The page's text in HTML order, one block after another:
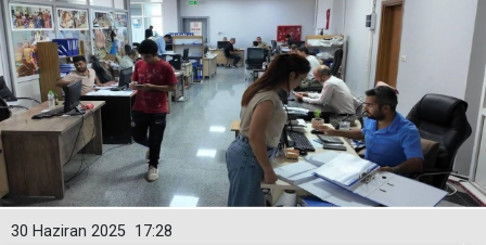
17:28
30 Haziran 2025